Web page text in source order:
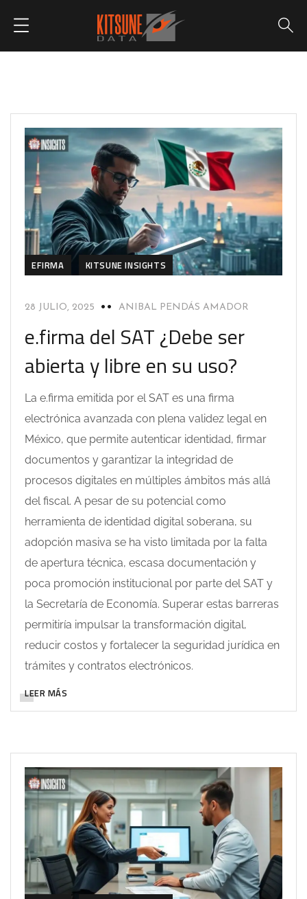
EFIRMA KITSUNE INSIGHTS
28 JULIO, 2025 ANIBAL PENDÁS AMADOR
e.firma del SAT ¿Debe ser
abierta y libre en su uso?
La e.firma emitida por el SAT es una firma
electrónica avanzada con plena validez legal en
México, que permite autenticar identidad, firmar
documentos y garantizar la integridad de
procesos digitales en múltiples ámbitos más allá
del fiscal. A pesar de su potencial como
herramienta de identidad digital soberana, su
adopción masiva se ha visto limitada por la falta
de apertura técnica, escasa documentación y
poca promoción institucional por parte del SAT y
la Secretaría de Economía. Superar estas barreras
permitiría impulsar la transformación digital,
reducir costos y fortalecer la seguridad jurídica en
trámites y contratos electrónicos.
LEER MÁS